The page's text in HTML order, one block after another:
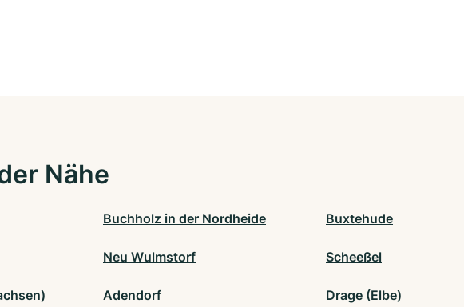
Nähe
Buchholz in der Nordheide Buxtehude
Neu Wulmstorf Scheeßel
Adendorf Drage (Elbe)